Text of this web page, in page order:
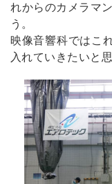
れからのカメラマ
う。
映像音響科ではこ
入れていきたいと